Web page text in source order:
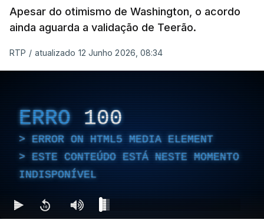
Apesar do otimismo de Washington, o acordo
ainda aguarda a validação de Teerão.
RTP / atualizado 12 Junho 2026, 08:34
ERRO 100
ERROR ON HTML5 MEDIA ELEMENT
ESTE CONTEÚDO ESTÁ NESTE MOMENTO
INDISPONÍVEL